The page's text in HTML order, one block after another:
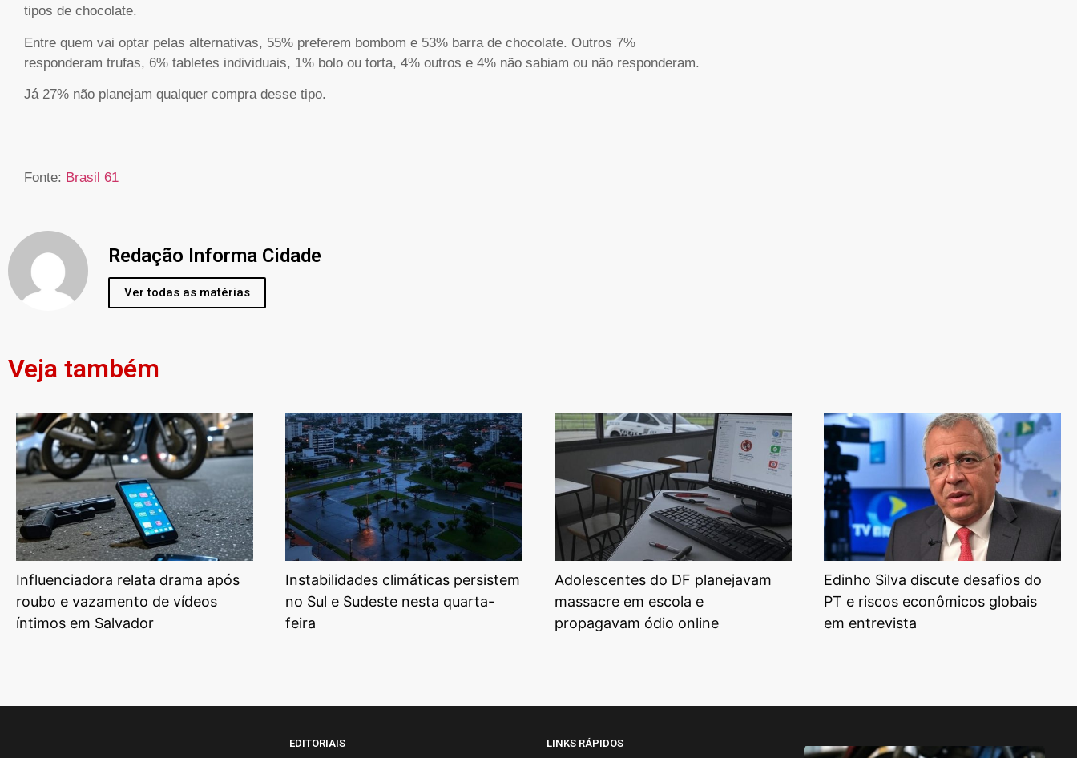
tipos de chocolate.
Entre quem vai optar pelas alternativas, 55% preferem bombom e 53% barra de chocolate. Outros 7%
responderam trufas, 6% tabletes individuais, 1% bolo ou torta, 4% outros e 4% não sabiam ou não responderam.
Já 27% não planejam qualquer compra desse tipo.
Fonte: Brasil 61
Redação Informa Cidade
Ver todas as matérias
Veja também
Influenciadora relata drama após
roubo e vazamento de vídeos
íntimos em Salvador
Instabilidades climáticas persistem
no Sul e Sudeste nesta quarta-
feira
Adolescentes do DF planejavam
massacre em escola e
propagavam ódio online
Edinho Silva discute desafios do
PT e riscos econômicos globais
em entrevista
EDITORIAIS LINKS RÁPIDOS